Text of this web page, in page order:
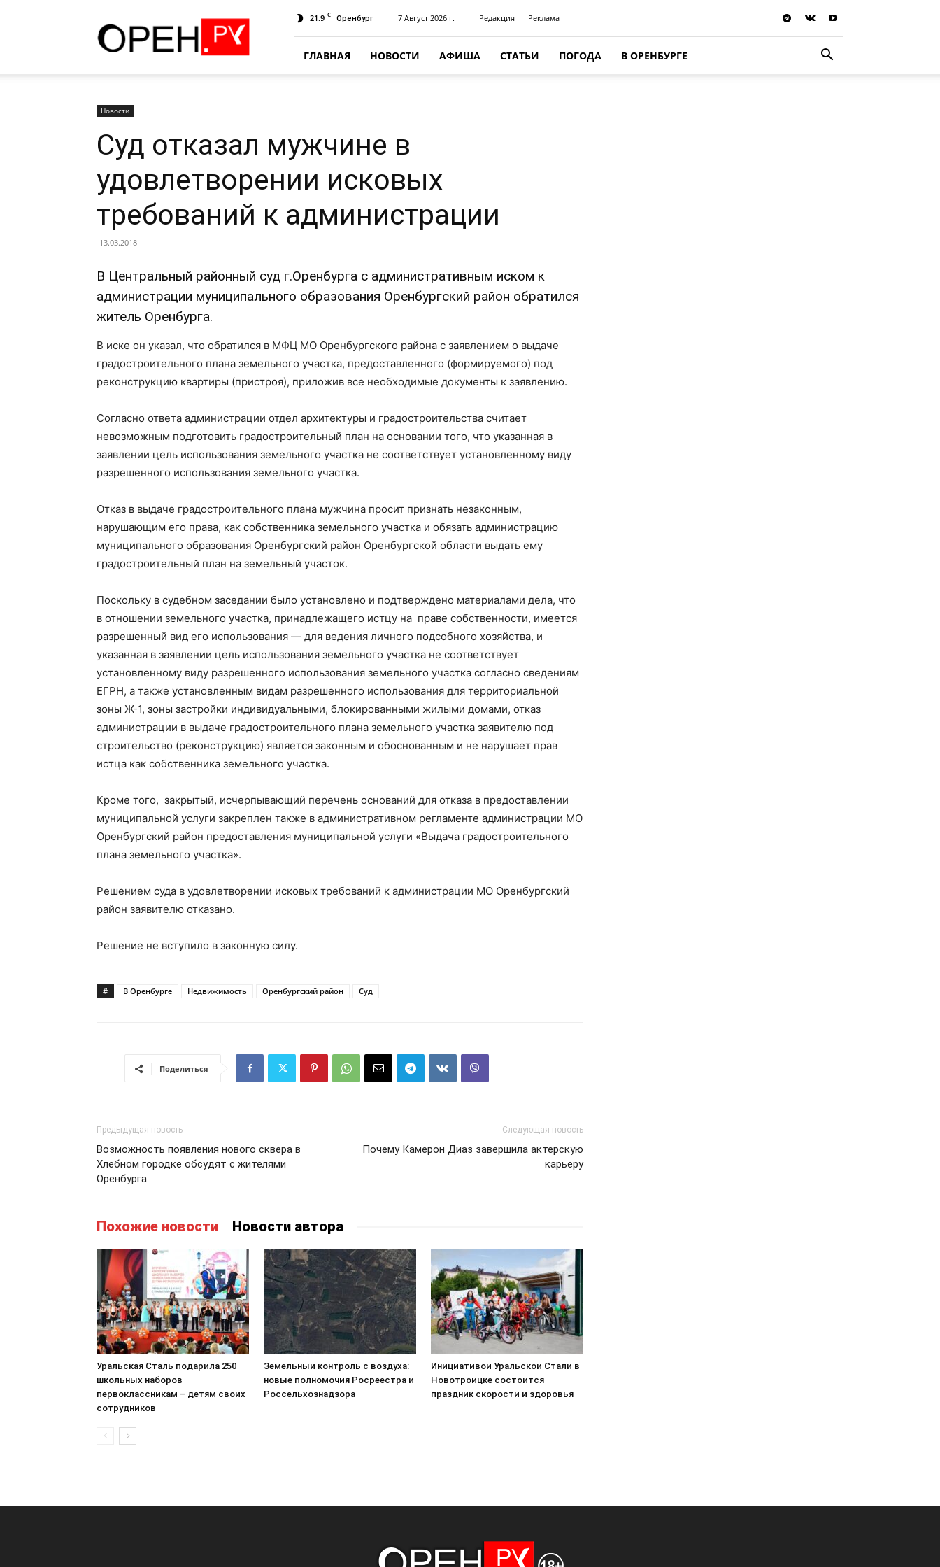
21.9 C Оренбург 7 Август 2026 г. Редакция Реклама
ГЛАВНАЯ НОВОСТИ АФИША СТАТЬИ ПОГОДА В ОРЕНБУРГЕ
Новости
Суд отказал мужчине в
удовлетворении исковых
требований к администрации
13.03.2018
В Центральный районный суд г.Оренбурга с административным иском к
администрации муниципального образования Оренбургский район обратился
житель Оренбурга.
В иске он указал, что обратился в МФЦ МО Оренбургского района с заявлением о выдаче
градостроительного плана земельного участка, предоставленного (формируемого) под
реконструкцию квартиры (пристроя), приложив все необходимые документы к заявлению.
Согласно ответа администрации отдел архитектуры и градостроительства считает
невозможным подготовить градостроительный план на основании того, что указанная в
заявлении цель использования земельного участка не соответствует установленному виду
разрешенного использования земельного участка.
Отказ в выдаче градостроительного плана мужчина просит признать незаконным,
нарушающим его права, как собственника земельного участка и обязать администрацию
муниципального образования Оренбургский район Оренбургской области выдать ему
градостроительный план на земельный участок.
Поскольку в судебном заседании было установлено и подтверждено материалами дела, что
в отношении земельного участка, принадлежащего истцу на праве собственности, имеется
разрешенный вид его использования — для ведения личного подсобного хозяйства, и
указанная в заявлении цель использования земельного участка не соответствует
установленному виду разрешенного использования земельного участка согласно сведениям
ЕГРН, а также установленным видам разрешенного использования для территориальной
зоны Ж-1, зоны застройки индивидуальными, блокированными жилыми домами, отказ
администрации в выдаче градостроительного плана земельного участка заявителю под
строительство (реконструкцию) является законным и обоснованным и не нарушает прав
истца как собственника земельного участка.
Кроме того, закрытый, исчерпывающий перечень оснований для отказа в предоставлении
муниципальной услуги закреплен также в административном регламенте администрации МО
Оренбургский район предоставления муниципальной услуги «Выдача градостроительного
плана земельного участка».
Решением суда в удовлетворении исковых требований к администрации МО Оренбургский
район заявителю отказано.
Решение не вступило в законную силу.
# В Оренбурге Недвижимость Оренбургский район Суд
Поделиться
Предыдущая новость
Возможность появления нового сквера в
Хлебном городке обсудят с жителями
Оренбурга
Следующая новость
Почему Камерон Диаз завершила актерскую
карьеру
Похожие новости Новости автора
Уральская Сталь подарила 250
школьных наборов
первоклассникам – детям своих
сотрудников
Земельный контроль с воздуха:
новые полномочия Росреестра и
Россельхознадзора
Инициативой Уральской Стали в
Новотроицке состоится
праздник скорости и здоровья